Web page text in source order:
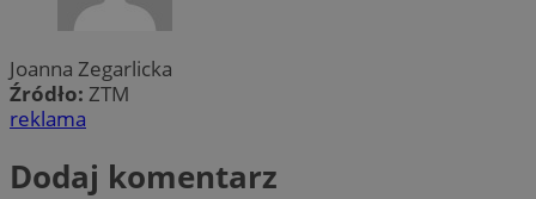
Joanna Zegarlicka
Źródło: ZTM
reklama
Dodaj komentarz